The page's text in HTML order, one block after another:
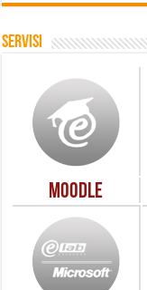
Servisi
Moodle